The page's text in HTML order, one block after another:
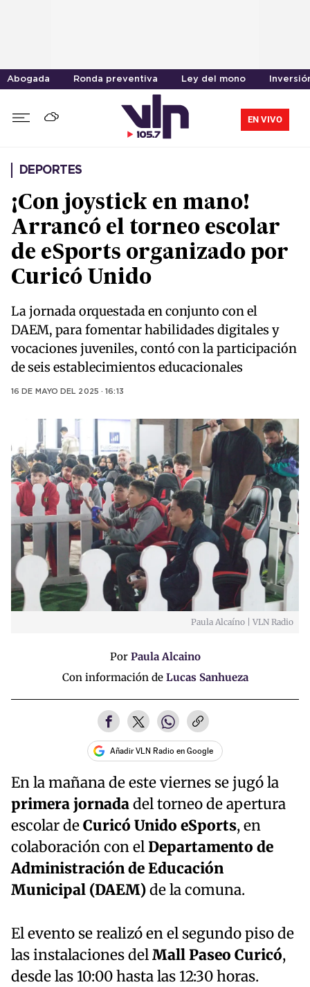
Abogada Ronda preventiva Ley del mono
EN VIVO
DEPORTES
¡Con joystick en mano!
Arrancó el torneo escolar
de eSports organizado por
Curicó Unido
La jornada orquestada en conjunto con el
DAEM, para fomentar habilidades digitales y
vocaciones juveniles, contó con la participación
de seis establecimientos educacionales
16 DE MAYO DEL 2025 · 16:13
Paula Alcaíno | VLN Radio
Por Paula Alcaino
Con información de Lucas Sanhueza
Añadir VLN Radio en Google
En la mañana de este viernes se jugó la
primera jornadadel torneo de apertura
escolar deCuricó Unido eSports, en
colaboración con elDepartamento de
Administración de Educación
Municipal (DAEM)de la comuna.
El evento se realizó en el segundo piso de
las instalaciones delMall Paseo Curicó,
desde las 10:00 hasta las 12:30 horas.